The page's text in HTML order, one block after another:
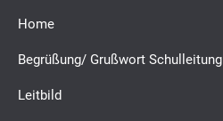
Home
Begrüßung/ Grußwort Schulleitung
Leitbild